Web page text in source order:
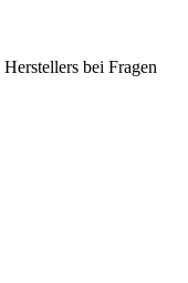
bei Fragen